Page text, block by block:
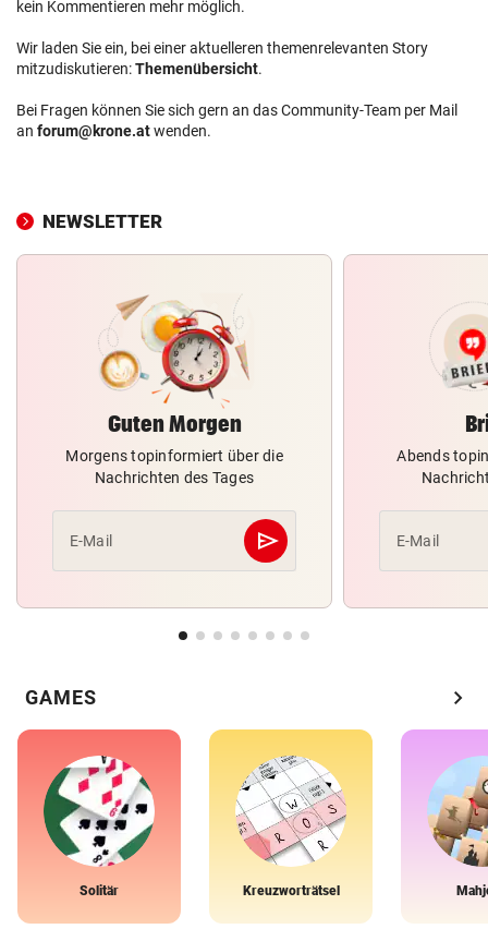
kein Kommentieren mehr möglich.
Wir laden Sie ein, bei einer aktuelleren themenrelevanten Story
mitzudiskutieren:Themenübersicht.
Bei Fragen können Sie sich gern an das Community-Team per Mail
an forum@krone.atwenden.
NEWSLETTER
Guten Morgen
Morgens topinformiert über die
Nachrichten des Tages
E-Mail send
Abschicken
Abends
E-Mail
GAMES chevron_right
Solitär Kreuzworträtsel